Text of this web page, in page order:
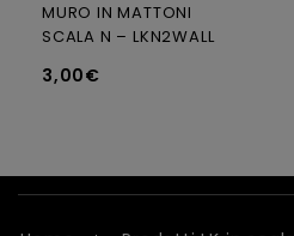
out
of
MURO IN MATTONI
SCALA N – LKN2WALL
3,00€